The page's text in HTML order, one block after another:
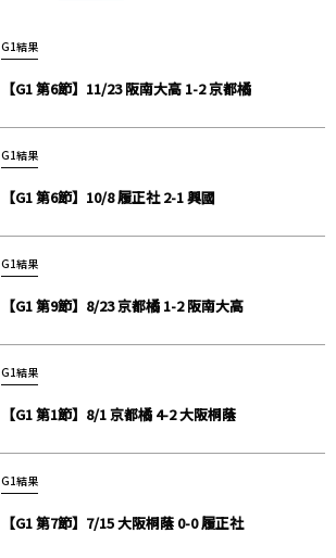
G1結果
【G1 第6節】11/23 阪南大高 1-2 京都橘
G1結果
【G1 第6節】10/8 履正社 2-1 興國
G1結果
【G1 第9節】8/23 京都橘 1-2 阪南大高
G1結果
【G1 第1節】8/1 京都橘 4-2 大阪桐蔭
G1結果
【G1 第7節】7/15 大阪桐蔭 0-0 履正社